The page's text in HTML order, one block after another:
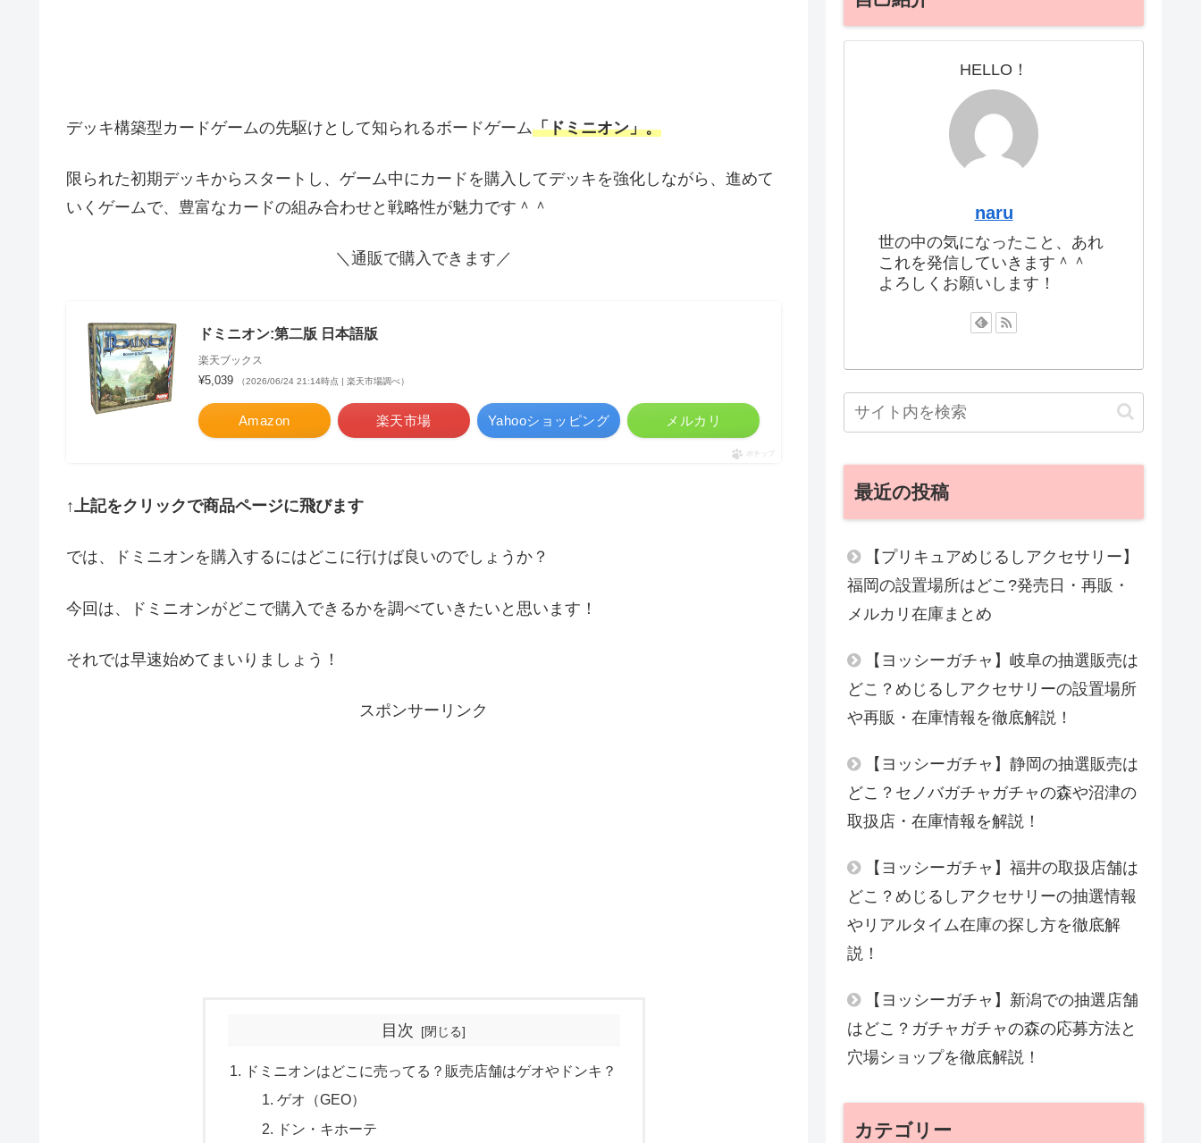
デッキ構築型カードゲームの先駆けとして知られるボードゲーム「ドミニオン」。
限られた初期デッキからスタートし、ゲーム中にカードを購入してデッキを強化しながら、進めて
いくゲームで、豊富なカードの組み合わせと戦略性が魅力です＾＾
＼通販で購入できます／
ドミニオン:第二版 日本語版
楽天ブックス
¥5,039 （2026/06/24 21:14時点 | 楽天市場調べ）
Amazon 楽天市場 Yahooショッピング メルカリ
ポチップ
↑上記をクリックで商品ページに飛びます
では、ドミニオンを購入するにはどこに行けば良いのでしょうか？
今回は、ドミニオンがどこで購入できるかを調べていきたいと思います！
それでは早速始めてまいりましょう！
スポンサーリンク
目次
ドミニオンはどこに売ってる？販売店舗はゲオやドンキ？
ゲオ（GEO）
ドン・キホーテ
HELLO！
naru
世の中の気になったこと、あれ
これを発信していきます＾＾
よろしくお願いします！
最近の投稿
【プリキュアめじるしアクセサリー】
福岡の設置場所はどこ?発売日・再販・
メルカリ在庫まとめ
【ヨッシーガチャ】岐阜の抽選販売は
どこ？めじるしアクセサリーの設置場所
や再販・在庫情報を徹底解説！
【ヨッシーガチャ】静岡の抽選販売は
どこ？セノバガチャガチャの森や沼津の
取扱店・在庫情報を解説！
【ヨッシーガチャ】福井の取扱店舗は
どこ？めじるしアクセサリーの抽選情報
やリアルタイム在庫の探し方を徹底解
説！
【ヨッシーガチャ】新潟での抽選店舗
はどこ？ガチャガチャの森の応募方法と
穴場ショップを徹底解説！
カテゴリー